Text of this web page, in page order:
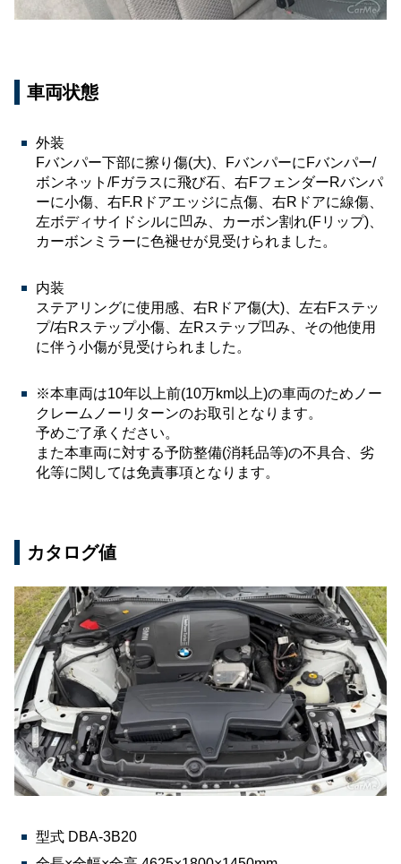
車両状態
外装
Fバンパー下部に擦り傷(大)、FバンパーにFバンパー/
ボンネット/Fガラスに飛び石、右FフェンダーRバンパ
ーに小傷、右F.Rドアエッジに点傷、右Rドアに線傷、
左ボディサイドシルに凹み、カーボン割れ(Fリップ)、
カーボンミラーに色褪せが見受けられました。
内装
ステアリングに使用感、右Rドア傷(大)、左右Fステッ
プ/右Rステップ小傷、左Rステップ凹み、その他使用
に伴う小傷が見受けられました。
※本車両は10年以上前(10万km以上)の車両のためノー
クレームノーリターンのお取引となります。
予めご了承ください。
また本車両に対する予防整備(消耗品等)の不具合、劣
化等に関しては免責事項となります。
カタログ値
型式 DBA-3B20